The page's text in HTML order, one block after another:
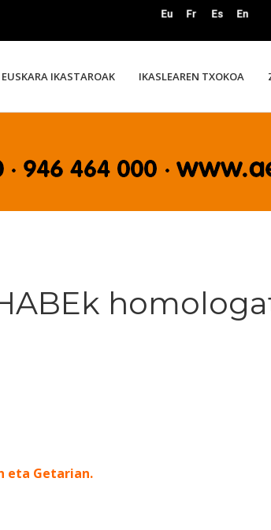
EUSKARA IKASTAROAK IKASLEAREN TXOKOA
eta Getarian.